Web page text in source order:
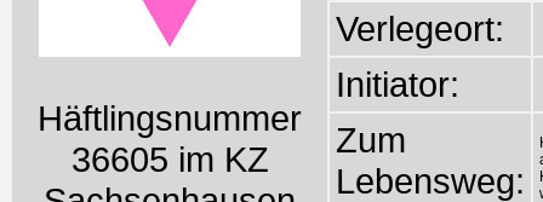
Häftlingsnummer
36605 im KZ
Verlegeort:
Initiator:
Zum
Lebensweg: